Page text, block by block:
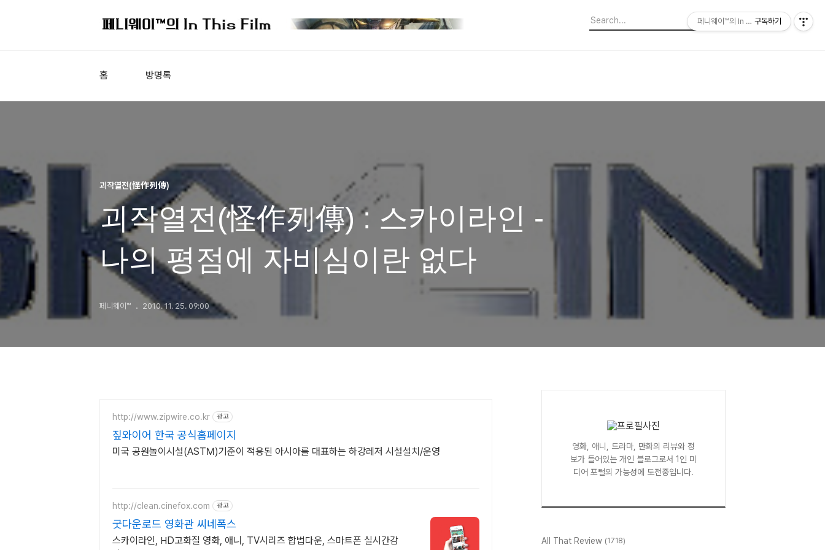
홈 방명록
괴작열전(怪作列傳)
괴작열전(怪作列傳) : 스카이라인 -
나의 평점에 자비심이란 없다
페니웨이™ 2010. 11. 25. 09:00
http://www.zipwire.co.kr 광고
짚와이어 한국 공식홈페이지
미국 공원놀이시설(ASTM)기준이 적용된 아시아를 대표하는 하강레저 시설설치/운영
http://clean.cinefox.com 광고
굿다운로드 영화관 씨네폭스
스카이라인, HD고화질 영화, 애니, TV시리즈 합법다운, 스마트폰 실시간감
영화, 애니, 드라마, 만화의 리뷰와 정
보가 들어있는 개인 블로그로서 1인 미
디어 포털의 가능성에 도전중입니다.
All That Review (1718)
페니웨이™의 In This Film
구독하기